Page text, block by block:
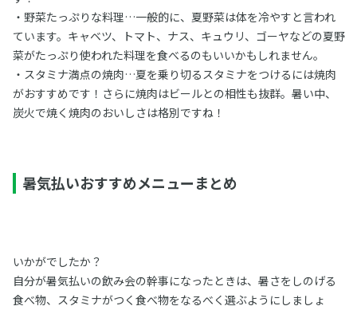
・野菜たっぷりな料理…一般的に、夏野菜は体を冷やすと言われ
ています。キャベツ、トマト、ナス、キュウリ、ゴーヤなどの夏野
菜がたっぷり使われた料理を食べるのもいいかもしれません。
・スタミナ満点の焼肉…夏を乗り切るスタミナをつけるには焼肉
がおすすめです！さらに焼肉はビールとの相性も抜群。暑い中、
炭火で焼く焼肉のおいしさは格別ですね！
暑気払いおすすめメニューまとめ
いかがでしたか？
自分が暑気払いの飲み会の幹事になったときは、暑さをしのげる
食べ物、スタミナがつく食べ物をなるべく選ぶようにしましょ